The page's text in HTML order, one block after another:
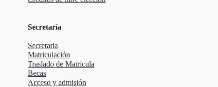
Secretaría
Secretaria
Matriculación
Traslado de Matrícula
Becas
Acceso y admisión